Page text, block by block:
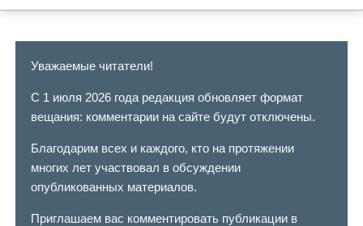
Уважаемые читатели!
С 1 июля 2026 года редакция обновляет формат
вещания: комментарии на сайте будут отключены.
Благодарим всех и каждого, кто на протяжении
многих лет участвовал в обсуждении
опубликованных материалов.
Приглашаем вас комментировать публикации в